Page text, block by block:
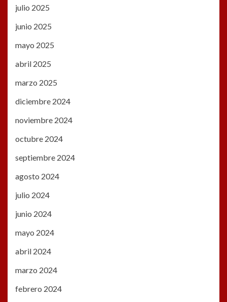
julio 2025
junio 2025
mayo 2025
abril 2025
marzo 2025
diciembre 2024
noviembre 2024
octubre 2024
septiembre 2024
agosto 2024
julio 2024
junio 2024
mayo 2024
abril 2024
marzo 2024
febrero 2024